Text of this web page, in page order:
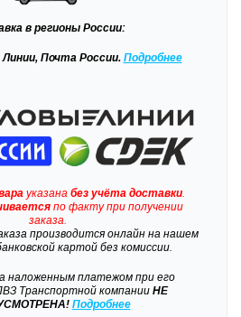
в регионы России:
Почта России. Подробнее
указана без учёта доставки.
по факту при получении
заказа.
производится онлайн на нашем
картой без комиссии.
наложенным платежом при его
Транспортной компанииНЕ
Подробнее